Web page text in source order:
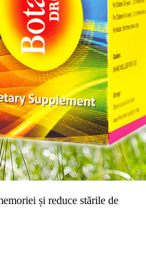
și reduce stările de